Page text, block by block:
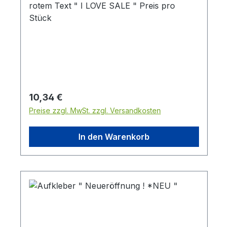
rotem Text " I LOVE SALE " Preis pro
Stück
Regulärer Preis:
10,34 €
Preise zzgl. MwSt. zzgl. Versandkosten
In den Warenkorb